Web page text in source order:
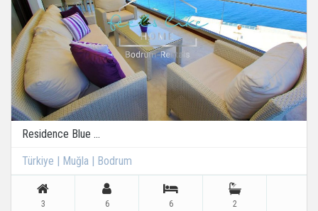
Residence Blue ...
Türkiye | Muğla | Bodrum
3 6 6 2